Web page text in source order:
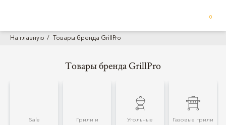
0
На главную Товары бренда GrillPro
Товары бренда GrillPro
Sale
Грили и
Угольные
Газовые грили